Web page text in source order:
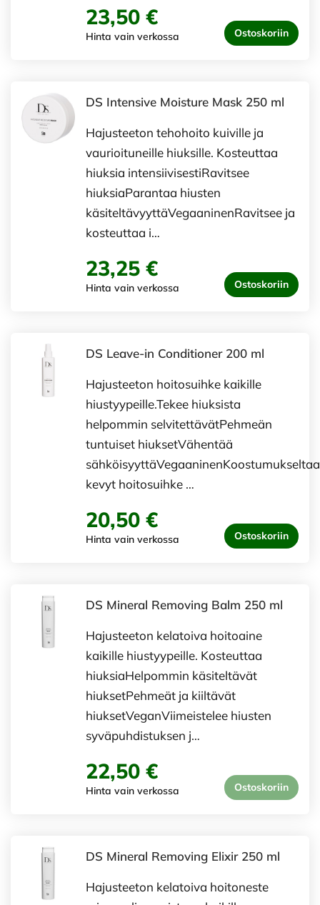
23,50 €
Hinta vain verkossa Ostoskoriin
DS Intensive Moisture Mask 250 ml
Hajusteeton tehohoito kuiville ja
vaurioituneille hiuksille. Kosteuttaa
hiuksia intensiivisestiRavitsee
hiuksiaParantaa hiusten
käsiteltävyyttäVegaaninenRavitsee ja
kosteuttaa i…
23,25 €
Hinta vain verkossa Ostoskoriin
DS Leave-in Conditioner 200 ml
Hajusteeton hoitosuihke kaikille
hiustyypeille.Tekee hiuksista
helpommin selvitettävätPehmeän
tuntuiset hiuksetVähentää
kevyt hoitosuihke …
20,50 €
Hinta vain verkossa Ostoskoriin
DS Mineral Removing Balm 250 ml
Hajusteeton kelatoiva hoitoaine
kaikille hiustyypeille. Kosteuttaa
hiuksiaHelpommin käsiteltävät
hiuksetPehmeät ja kiiltävät
hiuksetVeganViimeistelee hiusten
syväpuhdistuksen j…
22,50 €
Hinta vain verkossa Ostoskoriin
DS Mineral Removing Elixir 250 ml
Hajusteeton kelatoiva hoitoneste